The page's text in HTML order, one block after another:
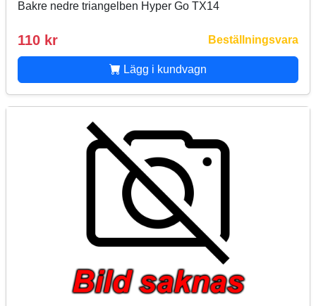
Bakre nedre triangelben Hyper Go TX14
110 kr Beställningsvara
Lägg i kundvagn